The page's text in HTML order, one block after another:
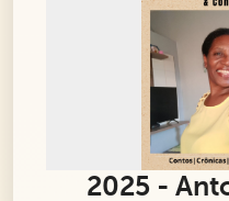
2025 -